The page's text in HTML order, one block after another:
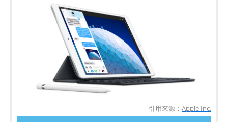
引用來源： Apple Inc.